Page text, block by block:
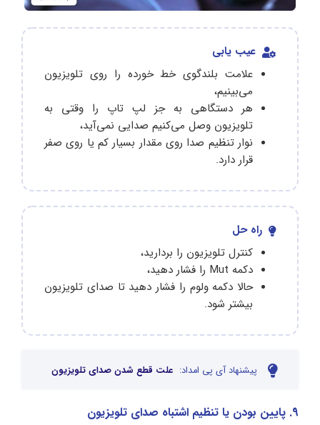
عیب یابی
علامت بلندگوی خط خورده را روی تلویزیون
می‌بینیم،
هر دستگاهی به جز لپ‌ تاپ را وقتی به
تلویزیون وصل می‌کنیم صدایی نمی‌آید،
نوار تنظیم صدا روی مقدار بسیار کم یا روی صفر
قرار دارد.
راه حل
کنترل تلویزیون را بردارید،
دکمه Mut را فشار دهید،
حالا دکمه ولوم را فشار دهید تا صدای تلویزیون
بیشتر شود.
پیشنهاد آی پی امداد: علت قطع شدن صدای تلویزیون
9. پایین بودن یا تنظیم اشتباه صدای تلویزیون